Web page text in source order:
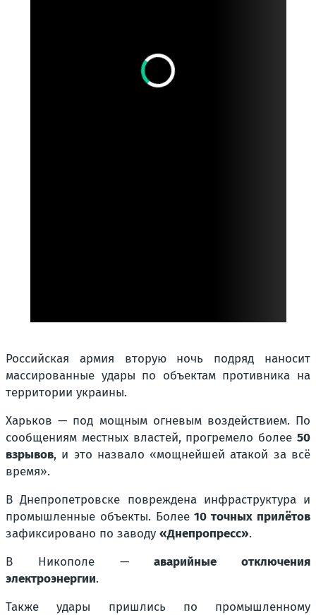
Российская армия вторую ночь подряд наносит
массированные удары по объектам противника на
территории украины.
Харьков — под мощным огневым воздействием. По
сообщениям местных властей, прогремело более 50
взрывов, и это назвало «мощнейшей атакой за всё
время».
В Днепропетровске повреждена инфраструктура и
промышленные объекты. Более10 точных прилётов
зафиксировано по заводу «Днепропресс».
В Никополе —аварийные отключения
электроэнергии.
Также удары пришлись по промышленному